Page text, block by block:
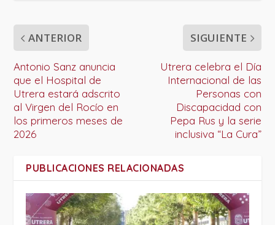
ANTERIOR
Antonio Sanz anuncia
que el Hospital de
Utrera estará adscrito
al Virgen del Rocío en
los primeros meses de
2026
SIGUIENTE
Utrera celebra el Día
Internacional de las
Personas con
Discapacidad con
Pepa Rus y la serie
inclusiva “La Cura”
PUBLICACIONES RELACIONADAS